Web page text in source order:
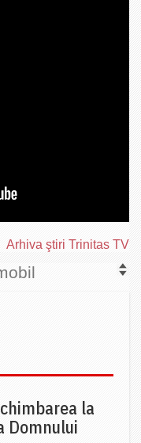
Arhiva ştiri Trinitas TV
la
Domnului